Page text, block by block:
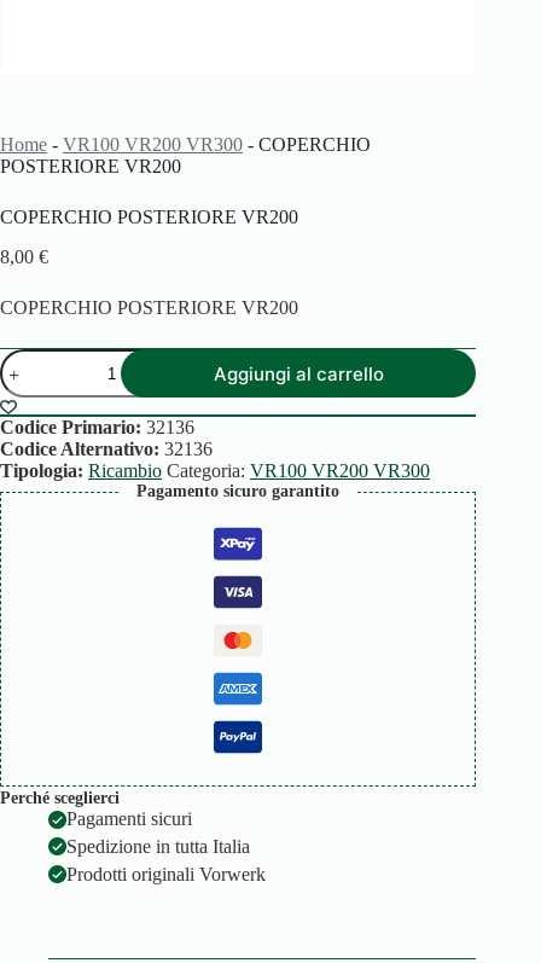
Home - VR100 VR200 VR300 - COPERCHIO
POSTERIORE VR200
COPERCHIO POSTERIORE VR200
8,00 €
COPERCHIO POSTERIORE VR200
COPERCHIO
POSTERIORE
VR200
quantità
Aggiungi al carrello
Codice Primario: 32136
Codice Alternativo: 32136
Tipologia: Ricambio Categoria: VR100 VR200 VR300
Pagamento sicuro garantito
Perché sceglierci
Pagamenti sicuri
Spedizione in tutta Italia
Prodotti originali Vorwerk